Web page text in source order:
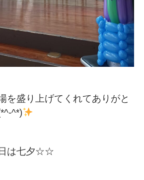
を盛り上げてくれてありがと
^*)
は七夕☆☆